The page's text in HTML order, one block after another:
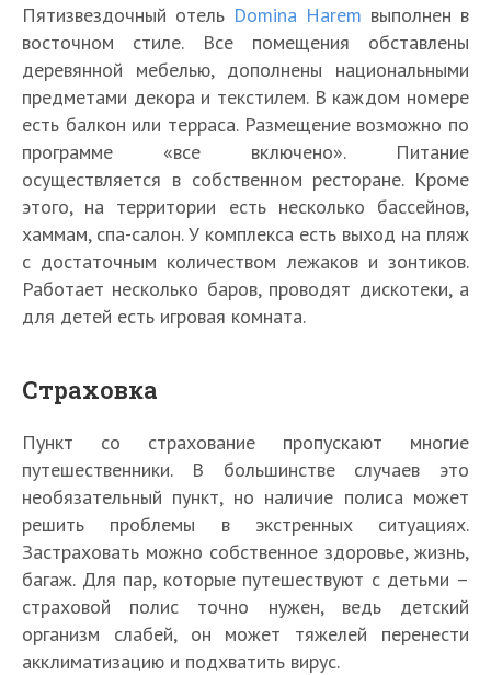
Пятизвездочный отель Domina Harem выполнен в
восточном стиле. Все помещения обставлены
деревянной мебелью, дополнены национальными
предметами декора и текстилем. В каждом номере
есть балкон или терраса. Размещение возможно по
программе «все включено». Питание
осуществляется в собственном ресторане. Кроме
этого, на территории есть несколько бассейнов,
хаммам, спа-салон. У комплекса есть выход на пляж
с достаточным количеством лежаков и зонтиков.
Работает несколько баров, проводят дискотеки, а
для детей есть игровая комната.
Страховка
Пункт со страхование пропускают многие
путешественники. В большинстве случаев это
необязательный пункт, но наличие полиса может
решить проблемы в экстренных ситуациях.
Застраховать можно собственное здоровье, жизнь,
багаж. Для пар, которые путешествуют с детьми –
страховой полис точно нужен, ведь детский
организм слабей, он может тяжелей перенести
акклиматизацию и подхватить вирус.